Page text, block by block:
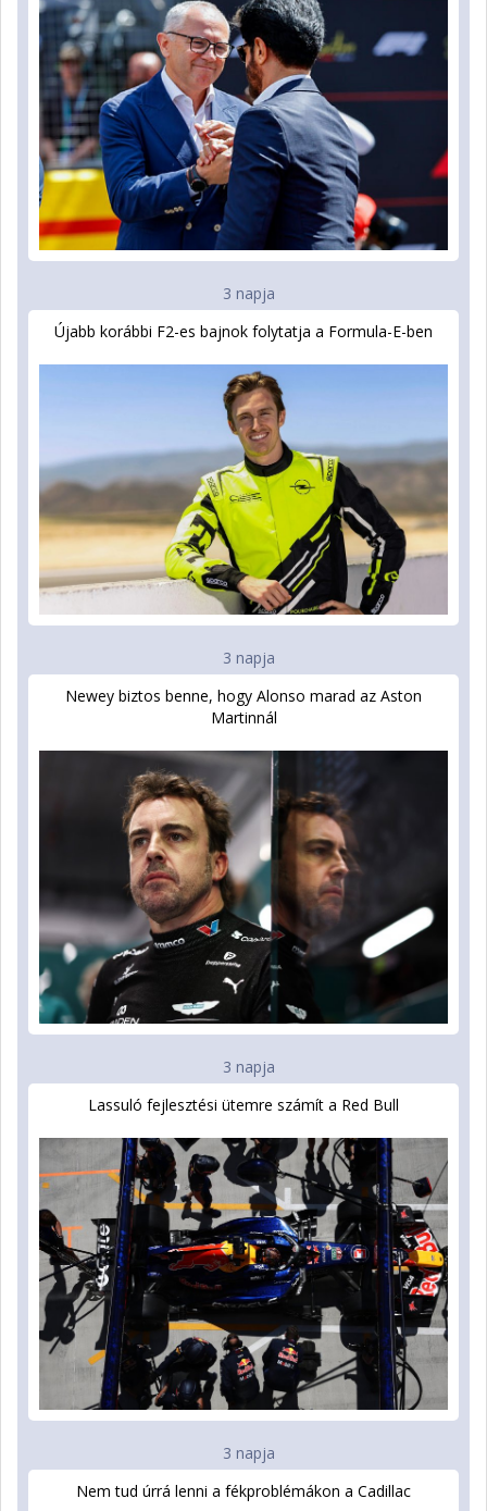
3 napja
Újabb korábbi F2-es bajnok folytatja a Formula-E-ben
3 napja
Newey biztos benne, hogy Alonso marad az Aston
Martinnál
3 napja
Lassuló fejlesztési ütemre számít a Red Bull
3 napja
Nem tud úrrá lenni a fékproblémákon a Cadillac